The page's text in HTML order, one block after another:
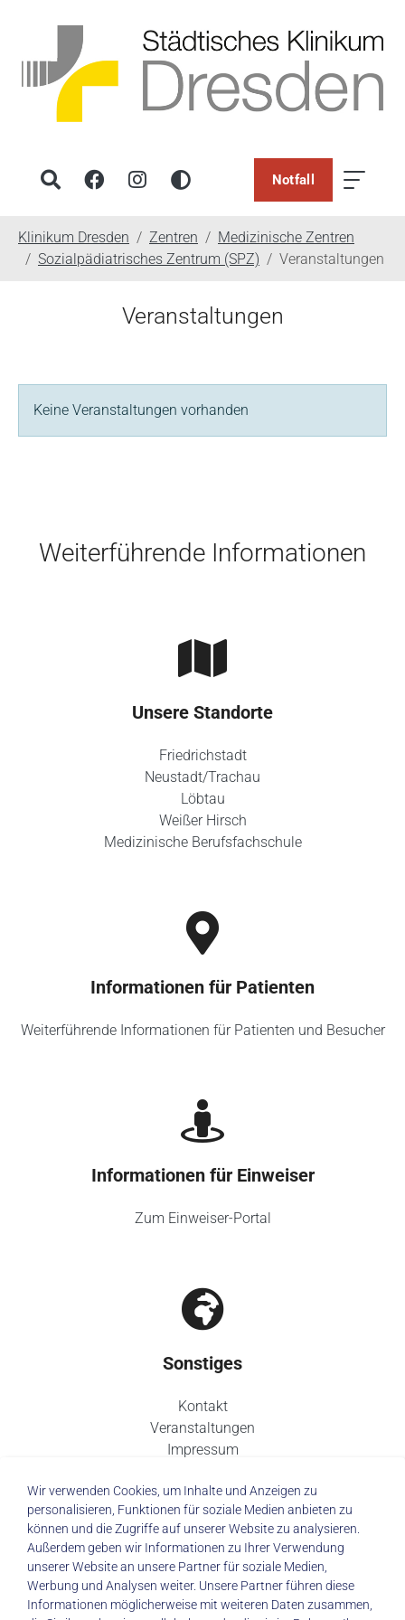
Notfall
Klinikum Dresden Zentren
Medizinische Zentren
Sozialpädiatrisches Zentrum (SPZ)
Veranstaltungen
Veranstaltungen
Keine Veranstaltungen vorhanden
Weiterführende Informationen
Unsere Standorte
Friedrichstadt
Neustadt/Trachau
Löbtau
Weißer Hirsch
Medizinische Berufsfachschule
Informationen für Patienten
Weiterführende Informationen für Patienten und Besucher
Informationen für Einweiser
Zum Einweiser-Portal
Sonstiges
Kontakt
Veranstaltungen
Impressum
© 2026 Städtisches Klinikum Dresden
Wir verwenden Cookies, um Inhalte und Anzeigen zu
personalisieren, Funktionen für soziale Medien anbieten zu
können und die Zugriffe auf unserer Website zu analysieren.
Außerdem geben wir Informationen zu Ihrer Verwendung
unserer Website an unsere Partner für soziale Medien,
Werbung und Analysen weiter. Unsere Partner führen diese
Informationen möglicherweise mit weiteren Daten zusammen,